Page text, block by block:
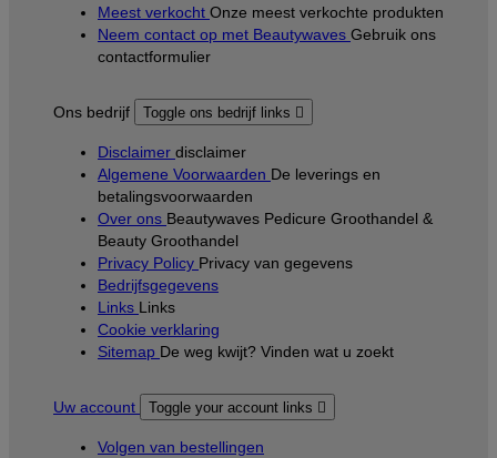
Meest verkocht Onze meest verkochte produkten
Neem contact op met Beautywaves Gebruik ons
contactformulier
Ons bedrijf Toggle ons bedrijf links 
Disclaimer disclaimer
Algemene Voorwaarden De leverings en
betalingsvoorwaarden
Over ons Beautywaves Pedicure Groothandel &
Beauty Groothandel
Privacy Policy Privacy van gegevens
Bedrijfsgegevens
Links Links
Cookie verklaring
Sitemap De weg kwijt? Vinden wat u zoekt
Uw account Toggle your account links 
Volgen van bestellingen